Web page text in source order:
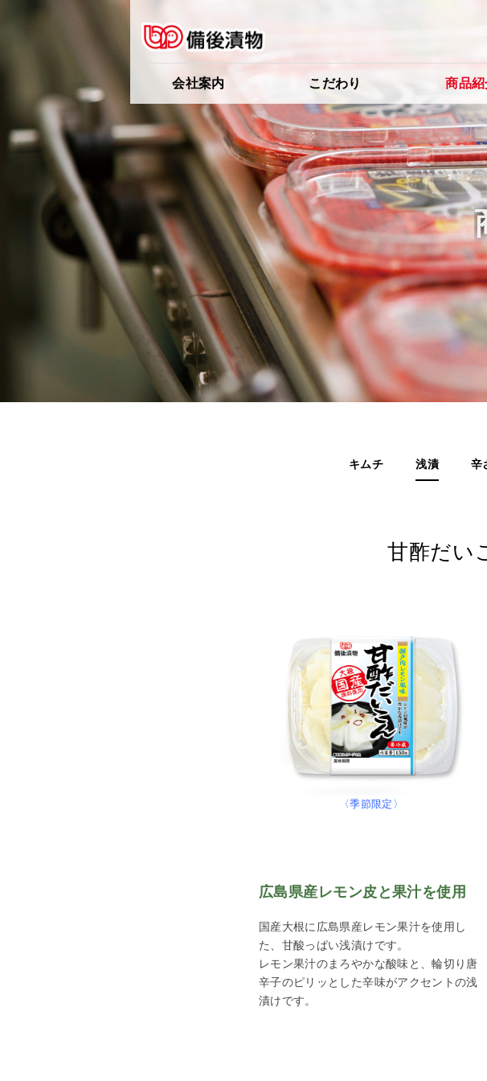
会社案内 こだわり 商品
キムチ 浅漬 辛
甘酢だい
〈季節限定〉
広島県産レモン皮と果汁を使用
国産大根に広島県産レモン果汁を使用し
た、甘酸っぱい浅漬けです。
レモン果汁のまろやかな酸味と、輪切り唐
辛子のピリッとした辛味がアクセントの浅
漬けです。